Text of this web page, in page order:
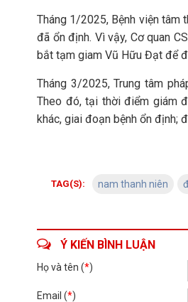
Tháng 1/2025, Bệnh viện tâm
đã ổn định. Vì vậy, Cơ quan
bắt tạm giam Vũ Hữu Đạt để
Tháng 3/2025, Trung tâm
Theo đó, tại thời điểm giám
khác, giai đoạn bệnh ổn định;
TAG(S): nam thanh niên
Ý KIẾN BÌNH LUẬN
Họ và tên (*)
Email (*)